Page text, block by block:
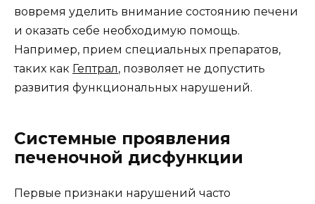
вовремя уделить внимание состоянию печени
и оказать себе необходимую помощь.
Например, прием специальных препаратов,
таких как Гептрал, позволяет не допустить
развития функциональных нарушений.
Системные проявления
печеночной дисфункции
Первые признаки нарушений часто